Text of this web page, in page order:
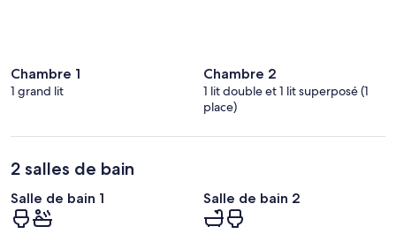
Chambre 1
1 grand lit
Chambre 2
1 lit double et 1 lit superposé (1
place)
2 salles de bain
Salle de bain 1 Salle de bain 2